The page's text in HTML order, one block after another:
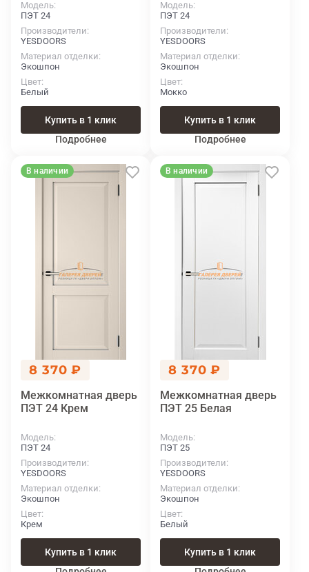
Модель
ПЭТ 24
Производители
YESDOORS
Материал отделки
Экошпон
Цвет
Белый
Купить в 1 клик
Подробнее
Модель
ПЭТ 24
Производители
YESDOORS
Материал отделки
Экошпон
Цвет
Мокко
Купить в 1 клик
Подробнее
В наличии
8 370 ₽
Межкомнатная дверь
ПЭТ 24 Крем
Модель
ПЭТ 24
Производители
YESDOORS
Материал отделки
Экошпон
Цвет
Крем
Купить в 1 клик
В наличии
8 370 ₽
Межкомнатная дверь
ПЭТ 25 Белая
Модель
ПЭТ 25
Производители
YESDOORS
Материал отделки
Экошпон
Цвет
Белый
Купить в 1 клик